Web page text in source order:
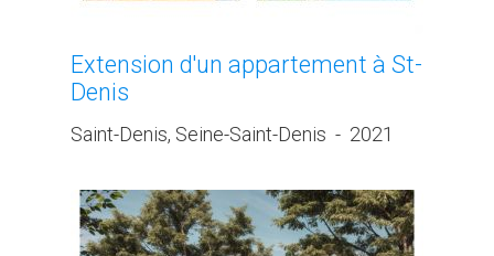
Extension d'un appartement à St-
Denis
Saint-Denis, Seine-Saint-Denis - 2021